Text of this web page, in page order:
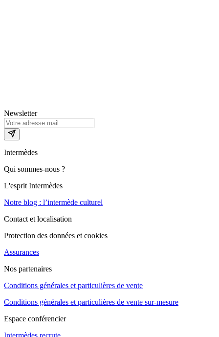
Newsletter
Intermèdes
Qui sommes-nous ?
L'esprit Intermèdes
Notre blog : l’intermède culturel
Contact et localisation
Protection des données et cookies
Assurances
Nos partenaires
Conditions générales et particulières de vente
Conditions générales et particulières de vente sur-mesure
Espace conférencier
Intermèdes recrute